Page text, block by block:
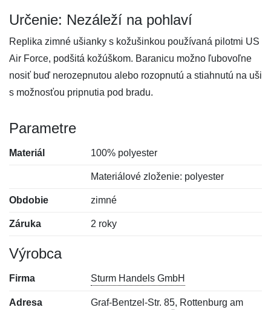
Určenie: Nezáleží na pohlaví
Replika zimné ušianky s kožušinkou používaná pilotmi US
Air Force, podšitá kožúškom. Baranicu možno ľubovoľne
nosiť buď nerozepnutou alebo rozopnutú a stiahnutú na uši
s možnosťou pripnutia pod bradu.
Parametre
Materiál 100% polyester
Materiálové zloženie: polyester
Obdobie zimné
Záruka 2 roky
Výrobca
Firma Sturm Handels GmbH
Adresa
Graf-Bentzel-Str. 85, Rottenburg am